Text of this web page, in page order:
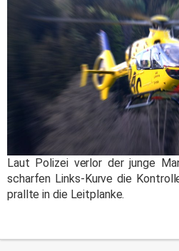
Laut Polizei verlor der junge
scharfen Links-Kurve die
prallte in die Leitplanke.